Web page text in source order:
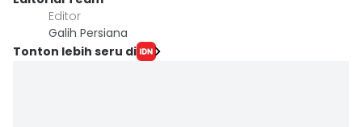
Editor
Galih Persiana
Tonton lebih seru di